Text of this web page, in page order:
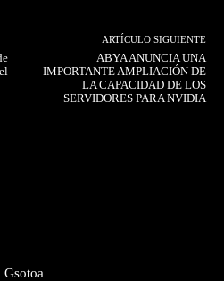
ARTÍCULO SIGUIENTE
ABYA ANUNCIA UNA
IMPORTANTE AMPLIACIÓN DE
LA CAPACIDAD DE LOS
SERVIDORES PARA NVIDIA
Gsotoa